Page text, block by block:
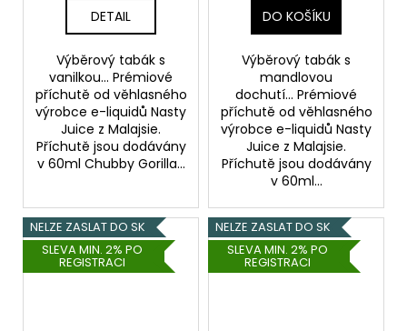
DETAIL
Výběrový tabák s
vanilkou... Prémiové
příchutě od věhlasného
výrobce e-liquidů Nasty
Juice z Malajsie.
Příchutě jsou dodávány
v 60ml Chubby Gorilla...
DO KOŠÍKU
Výběrový tabák s
mandlovou
dochutí... Prémiové
příchutě od věhlasného
výrobce e-liquidů Nasty
Juice z Malajsie.
Příchutě jsou dodávány
v 60ml...
NELZE ZASLAT DO SK
SLEVA MIN. 2% PO
REGISTRACI
NELZE ZASLAT DO SK
SLEVA MIN. 2% PO
REGISTRACI